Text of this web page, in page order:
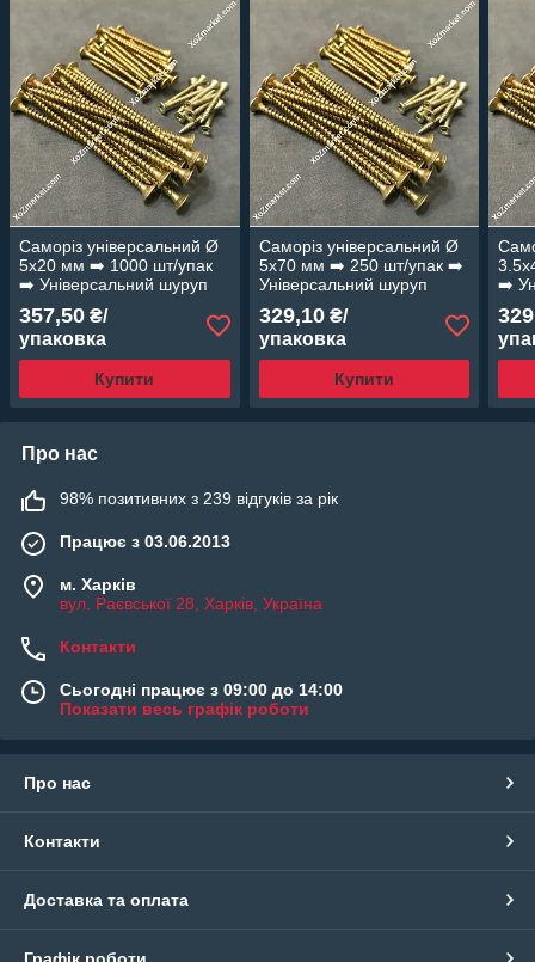
Саморіз універсальний Ø
5х20 мм ➡️ 1000 шт/упак
➡️ Універсальний шуруп
357,50 ₴/
упаковка
Купити
Саморіз універсальний Ø
5х70 мм ➡️ 250 шт/упак ➡️
Універсальний шуруп
329,10₴/
упаковка
Купити
➡️
Про нас
98% позитивних з 239 відгуків за рік
Працює з 03.06.2013
м. Харків
вул. Раєвської 28, Харків, Україна
Контакти
Сьогодні працює з 09:00 до 14:00
Показати весь графік роботи
Про нас
Контакти
Доставка та оплата
Графік роботи